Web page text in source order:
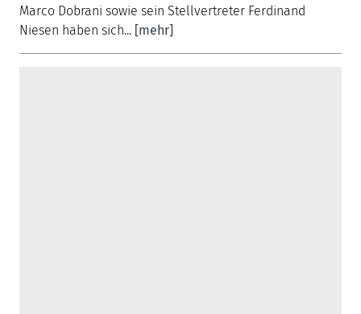
Marco Dobrani sowie sein Stellvertreter Ferdinand
Niesen haben sich... [mehr]